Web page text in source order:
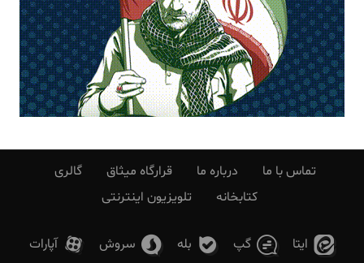
تماس با ما درباره ما قرارگاه میثاق
گالری
کتابخانه
تلویزیون اینترنتی
ایتا گپ بله سروش آپارات